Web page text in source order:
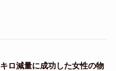
ロ減量に成功した女性の物